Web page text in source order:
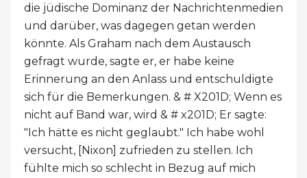
die jüdische Dominanz der Nachrichtenmedien
und darüber, was dagegen getan werden
könnte. Als Graham nach dem Austausch
gefragt wurde, sagte er, er habe keine
Erinnerung an den Anlass und entschuldigte
sich für die Bemerkungen. & # X201D; Wenn es
nicht auf Band war, wird & # x201D; Er sagte:
"Ich hätte es nicht geglaubt." Ich habe wohl
versucht, [Nixon] zufrieden zu stellen. Ich
fühlte mich so schlecht in Bezug auf mich